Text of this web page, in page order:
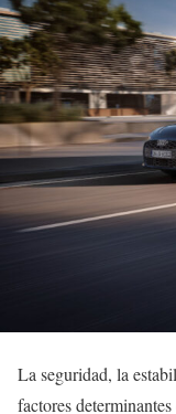
La seguridad, la
factores